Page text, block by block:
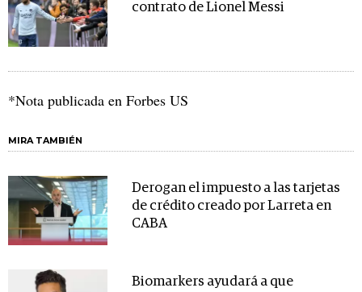
contrato de Lionel Messi
*Nota publicada en Forbes US
MIRA TAMBIÉN
Derogan el impuesto a las tarjetas
de crédito creado por Larreta en
CABA
Biomarkers ayudará a que